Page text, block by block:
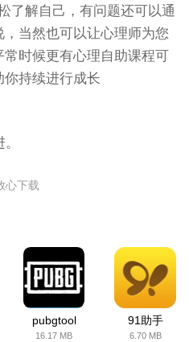
了解自己，有问题还可以通
当然也可以让心理师为您
时候更有心理自助课程可
你持续进行成长
心下载
pubgtool
16.17 MB
91助手
6.70 MB